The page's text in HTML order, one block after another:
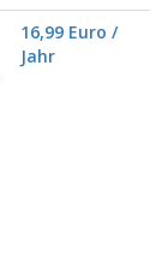
16,99 Euro /
Jahr